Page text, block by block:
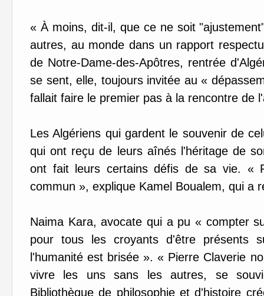
« À moins, dit-il, que ce ne soit
autres, au monde dans un rapport
de Notre-Dame-des-Apôtres, rentrée
se sent, elle, toujours invitée au «
fallait faire le premier pas à la rencontre de
Les Algériens qui gardent le souvenir de
qui ont reçu de leurs aînés l'héritage de
ont fait leurs certains défis de sa vie. «
commun », explique Kamel Boualem, qui a
Naima Kara, avocate qui a pu « compter
pour tous les croyants d'être présents
l'humanité est brisée ». « Pierre Claverie
vivre les uns sans les autres, se
Bibliothèque de philosophie et d'histoire